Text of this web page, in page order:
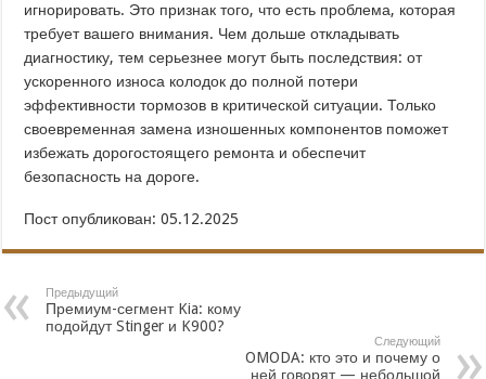
игнорировать. Это признак того, что есть проблема, которая
требует вашего внимания. Чем дольше откладывать
диагностику, тем серьезнее могут быть последствия: от
ускоренного износа колодок до полной потери
эффективности тормозов в критической ситуации. Только
своевременная замена изношенных компонентов поможет
избежать дорогостоящего ремонта и обеспечит
безопасность на дороге.
Пост опубликован: 05.12.2025
Предыдущий
Премиум-сегмент Kia: кому
подойдут Stinger и K900?
Следующий
OMODA: кто это и почему о
ней говорят — небольшой